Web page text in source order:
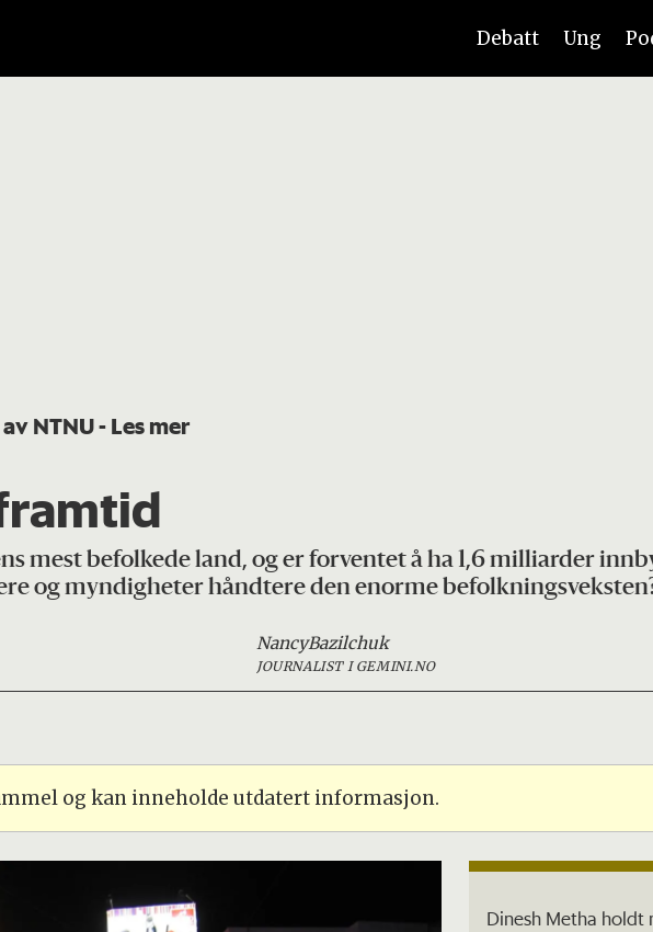
Debatt Ung
NTNU- Les mer
mest befolkede land, og er forventet å ha 1,6 milliarder
og myndigheter håndtere den enorme
NancyBazilchuk
JOURNALIST I GEMINI.NO
og kan inneholde utdatert informasjon.
Dinesh Metha holdt